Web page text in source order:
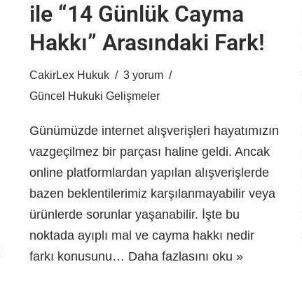
ile “14 Günlük Cayma
Hakkı” Arasındaki Fark!
CakirLex Hukuk
3 yorum
Güncel Hukuki Gelişmeler
Günümüzde internet alışverişleri hayatımızın
vazgeçilmez bir parçası haline geldi. Ancak
online platformlardan yapılan alışverişlerde
bazen beklentilerimiz karşılanmayabilir veya
ürünlerde sorunlar yaşanabilir. İşte bu
noktada ayıplı mal ve cayma hakkı nedir
farkı konusunu… Daha fazlasını oku »